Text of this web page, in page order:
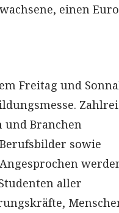
einen
Freitag und
und Branchen
sowie
aller